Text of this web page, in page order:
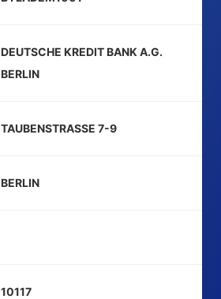
DEUTSCHE KREDIT BANK A.G.
BERLIN
TAUBENSTRASSE 7-9
BERLIN
10117